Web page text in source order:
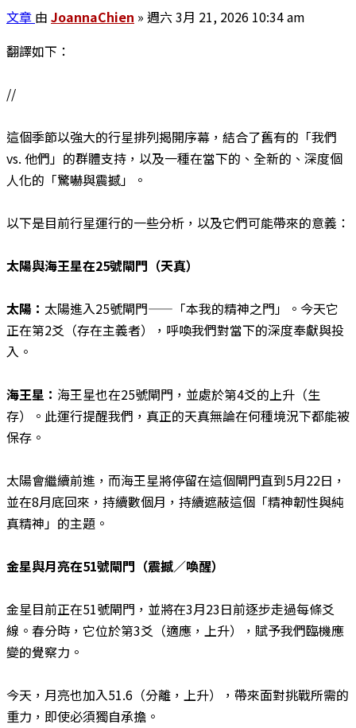
文章 由 JoannaChien » 週六 3月 21, 2026 10:34 am
翻譯如下：
//
這個季節以強大的行星排列揭開序幕，結合了舊有的「我們
vs. 他們」的群體支持，以及一種在當下的、全新的、深度個
人化的「驚嚇與震撼」。
以下是目前行星運行的一些分析，以及它們可能帶來的意義：
太陽與海王星在25號閘門（天真）
太陽： 太陽進入25號閘門——「本我的精神之門」。今天它
正在第2爻（存在主義者），呼喚我們對當下的深度奉獻與投
入。
海王星： 海王星也在25號閘門，並處於第4爻的上升（生
存）。此運行提醒我們，真正的天真無論在何種境況下都能被
保存。
太陽會繼續前進，而海王星將停留在這個閘門直到5月22日，
並在8月底回來，持續數個月，持續遮蔽這個「精神韌性與純
真精神」的主題。
金星與月亮在51號閘門（震撼／喚醒）
金星目前正在51號閘門，並將在3月23日前逐步走過每條爻
線。春分時，它位於第3爻（適應，上升），賦予我們臨機應
變的覺察力。
今天，月亮也加入51.6（分離，上升），帶來面對挑戰所需的
重力，即使必須獨自承擔。